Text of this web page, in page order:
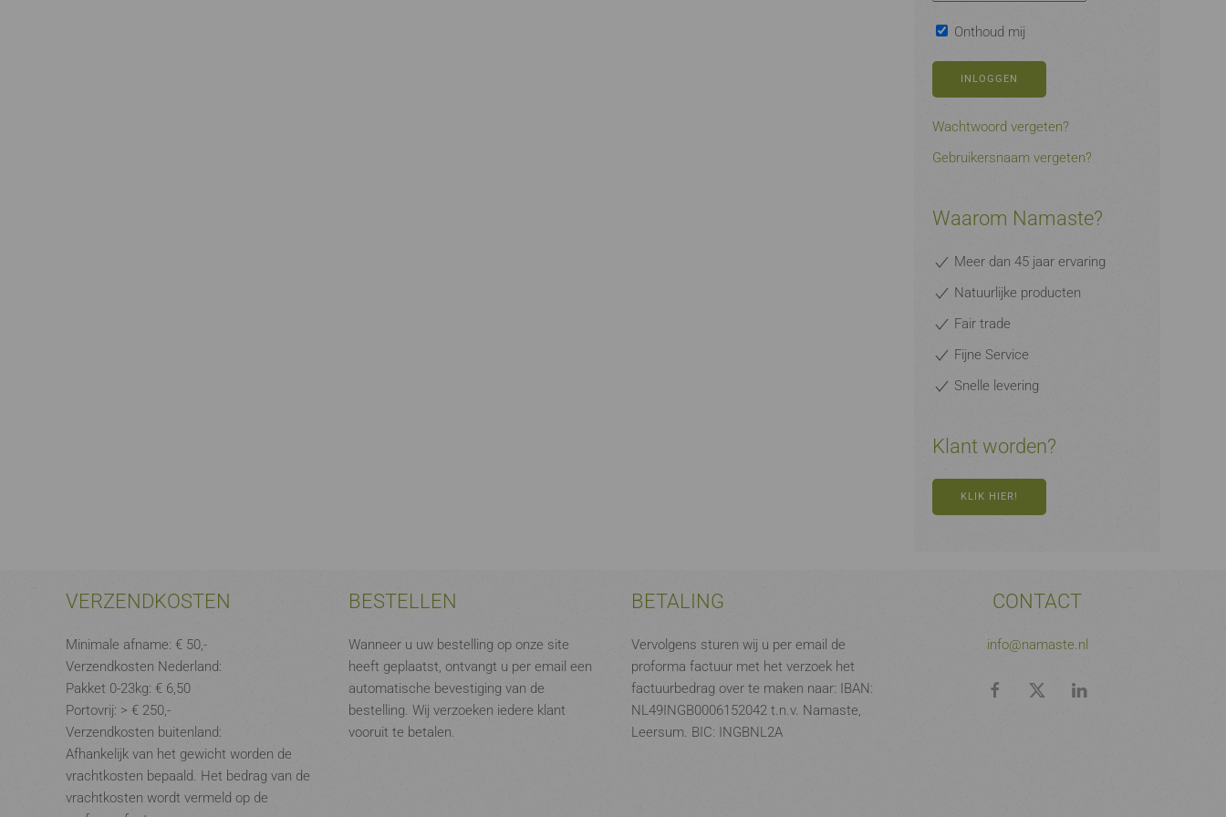
Onthoud mij
INLOGGEN
Wachtwoord vergeten?
Gebruikersnaam vergeten?
Waarom Namaste?
Meer dan 45 jaar ervaring
Natuurlijke producten
Fair trade
Fijne Service
Snelle levering
Klant worden?
KLIK HIER!
VERZENDKOSTEN
Minimale afname: € 50,-
Verzendkosten Nederland:
Pakket 0-23kg: € 6,50
Portovrij: > € 250,-
Verzendkosten buitenland:
Afhankelijk van het gewicht worden de
vrachtkosten bepaald. Het bedrag van de
vrachtkosten wordt vermeld op de
BESTELLEN
Wanneer u uw bestelling op onze site
heeft geplaatst, ontvangt u per email een
automatische bevestiging van de
bestelling. Wij verzoeken iedere klant
vooruit te betalen.
BETALING
Vervolgens sturen wij u per email de
proforma factuur met het verzoek het
factuurbedrag over te maken naar: IBAN:
NL49INGB0006152042 t.n.v. Namaste,
Leersum. BIC: INGBNL2A
CONTACT
info@namaste.nl